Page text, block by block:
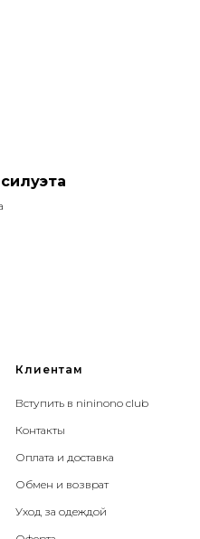
Клиентам
Вступить в nininono club
Контакты
Оплата и доставка
Обмен и возврат
Уход за одеждой